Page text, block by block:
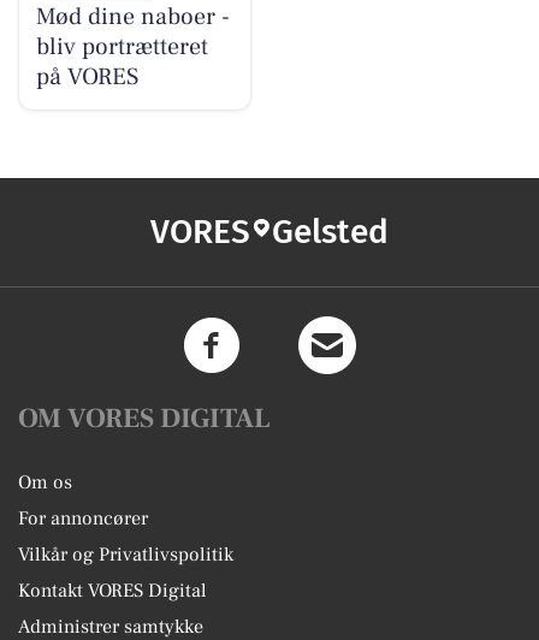
Mød dine naboer -
bliv portrætteret
på VORES
VORES Gelsted
OM VORES DIGITAL
Om os
For annoncører
Vilkår og Privatlivspolitik
Kontakt VORES Digital
Administrer samtykke